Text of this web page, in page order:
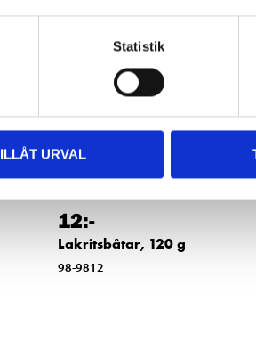
Statistik
URVAL
12:-
Lakritsbåtar, 120 g
98-9812